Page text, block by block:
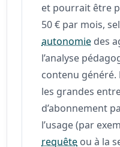
et pourrait être
50 € par mois,
autonomie des
l’analyse
contenu
les grandes
d’abonnement
l’usage (par
requête ou à la